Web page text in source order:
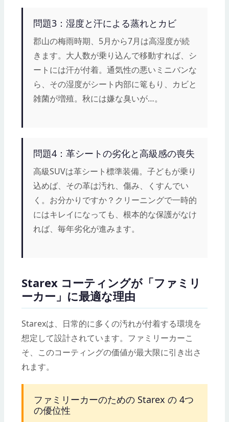
問題3：湿度と汗による蒸れとカビ
郡山の梅雨時期、5月から7月は高湿度が続
きます。大人数が乗り込んで移動すれば、シ
ートには汗が付着。通気性の悪いミニバンな
ら、その湿度がシート内部に篭もり、カビと
雑菌が増殖。秋には嫌な臭いが…。
問題4：革シートの劣化と高級感の喪失
高級SUVは革シート標準装備。子どもが乗り
込めば、その革は汚れ、傷み、くすんでい
く。お分かりですか？クリーニングで一時的
にはキレイになっても、根本的な保護がなけ
れば、毎年劣化が進みます。
Starex コーティングが「ファミリ
ーカー」に最適な理由
Starexは、日常的に多くの汚れが付着する環境を
想定して設計されています。ファミリーカーこ
そ、このコーティングの価値が最大限に引き出さ
れます。
ファミリーカーのための Starex の 4つ
の優位性